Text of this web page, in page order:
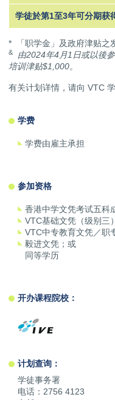
学徒於第1至3年可分期获
* 「职学金」及政府津贴之
&
由2024年4月1日或以後
培训津贴$1,000。
有关计划详情，请向 VTC
学费
学费由雇主承担
参加资格
香港中学文凭考试五科
VTC基础文凭（级别三
VTC中专教育文凭／职
毅进文凭；或
同等学历
开办课程院校：
计划查询：
学徒事务署
电话：2756 4123